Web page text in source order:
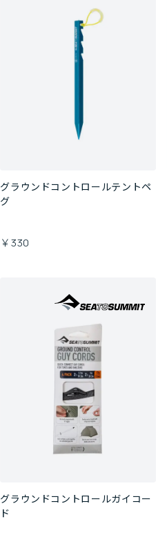
グラウンドコントロールテントペ
グ
￥330
グラウンドコントロールガイコー
ド